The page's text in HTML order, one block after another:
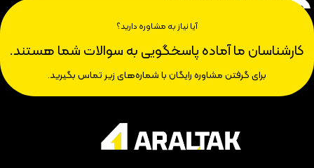
و در نهایت به چرخ‌ها منتقل می‌کند.
آیا نیاز به مشاوره دارید؟
کارشناسان ما آماده پاسخگویی به سوالات شما هستند.
برای گرفتن مشاوره رایگان با شماره‌های زیر تماس بگیرید.